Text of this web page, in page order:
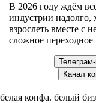
В 2026 году ждём
индустрии надолго,
взрослеть вместе с
сложное переходное
Канал
белая конфа. белый